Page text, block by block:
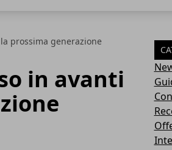
prossima generazione
in avanti